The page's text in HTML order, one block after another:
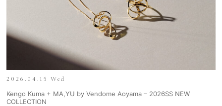
2026.04.15 Wed
Kengo Kuma + MA,YU by Vendome Aoyama – 2026SS NEW
COLLECTION